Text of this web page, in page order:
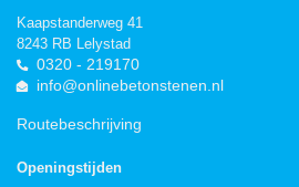
Kaapstanderweg 41
8243 RB Lelystad
0320 - 219170
info@onlinebetonstenen.nl
Routebeschrijving
Openingstijden